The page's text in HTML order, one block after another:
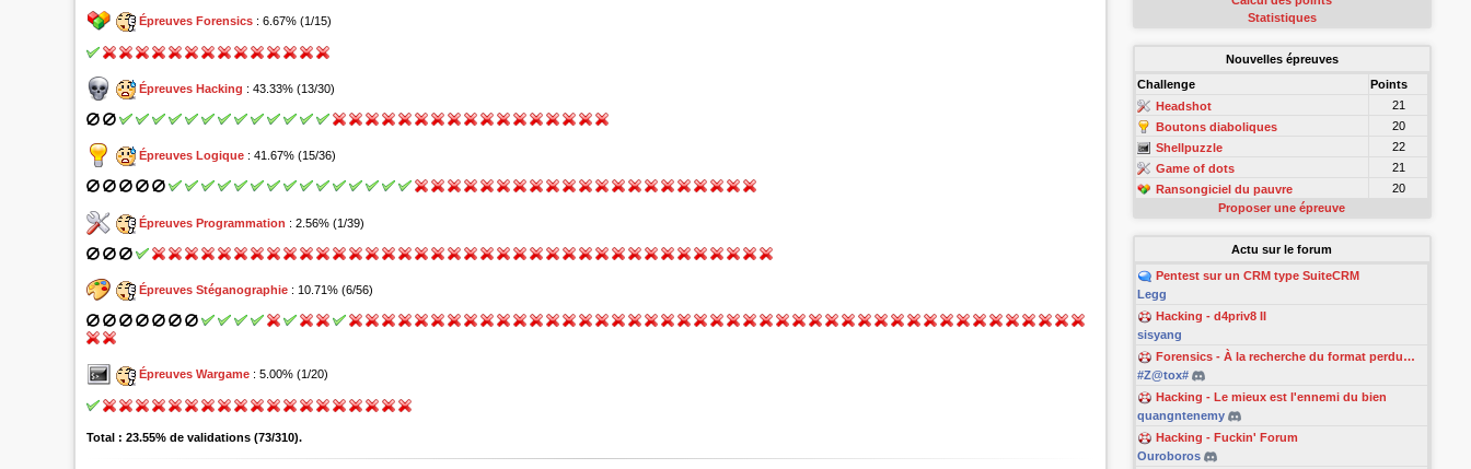
Épreuves Forensics : 6.67% (1/15)
Épreuves Hacking : 43.33% (13/30)
Épreuves Logique : 41.67% (15/36)
Épreuves Programmation : 2.56% (1/39)
Épreuves Stéganographie : 10.71% (6/56)
Épreuves Wargame : 5.00% (1/20)
Total : 23.55% de validations (73/310).
Statistiques
Nouvelles épreuves
Challenge
Points
Headshot
21
Boutons diaboliques
20
Shellpuzzle
22
Game of dots
21
Ransongiciel du pauvre
20
Proposer une épreuve
Actu sur le forum
Pentest sur un CRM type SuiteCRM
Legg
Hacking - d4priv8 II
sisyang
Forensics - À la recherche du format perdu…
#Z@tox#
Hacking - Le mieux est l'ennemi du bien
quangntenemy
Hacking - Fuckin' Forum
Ouroboros